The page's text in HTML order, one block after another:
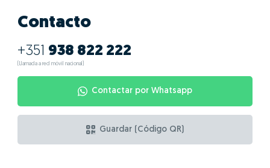
Contacto
+351 938 822 222
(Llamada a red móvil nacional)
Contactar por Whatsapp
Guardar (Código QR)